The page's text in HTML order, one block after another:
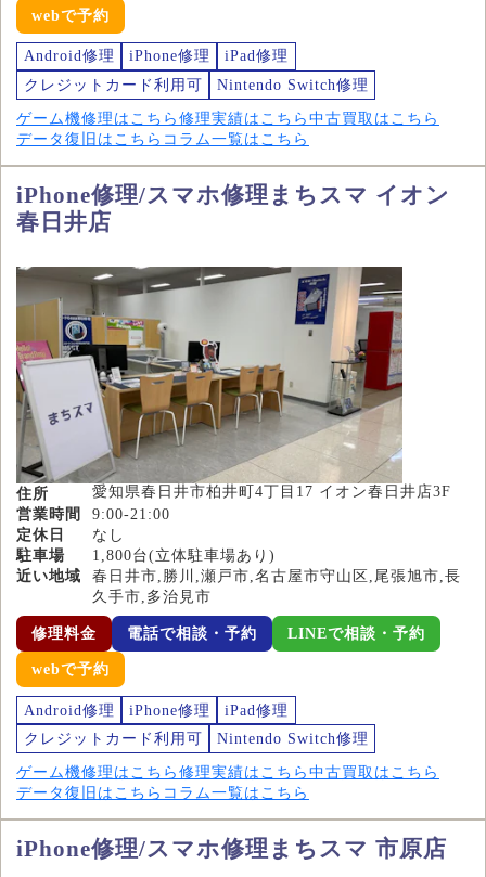
webで予約
Android修理 iPhone修理
iPad修理
クレジットカード利用可
Nintendo Switch修理
ゲーム機修理はこちら 修理実績はこちら 中古買取はこちら
データ復旧はこちら コラム一覧はこちら
iPhone修理/スマホ修理まちスマ イオン
春日井店
住所
愛知県春日井市柏井町4丁目17 イオン春日井店3F
営業時間
9:00-21:00
定休日
なし
駐車場
1,800台(立体駐車場あり)
近い地域
春日井市,勝川,瀬戸市,名古屋市守山区,尾張旭市,長
久手市,多治見市
修理料金 電話で相談・予約 LINEで相談・予約
webで予約
Android修理 iPhone修理
iPad修理
クレジットカード利用可
Nintendo Switch修理
ゲーム機修理はこちら 修理実績はこちら 中古買取はこちら
データ復旧はこちら コラム一覧はこちら
iPhone修理/スマホ修理まちスマ 市原店